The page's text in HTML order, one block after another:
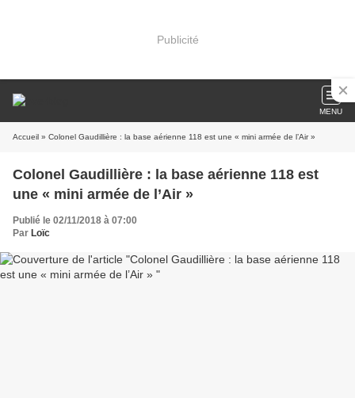
Publicité
MENU
Accueil » Colonel Gaudillière : la base aérienne 118 est une « mini armée de l’Air »
Colonel Gaudillière : la base aérienne 118 est
une « mini armée de l’Air »
Publié le 02/11/2018 à 07:00
Par Loïc